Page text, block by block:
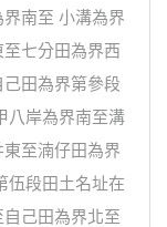
南至 小溝為界
七分田為界西
田為界第參段
八岸為界南至溝
至湳仔田為界
伍段田土名址在
己田為界北至